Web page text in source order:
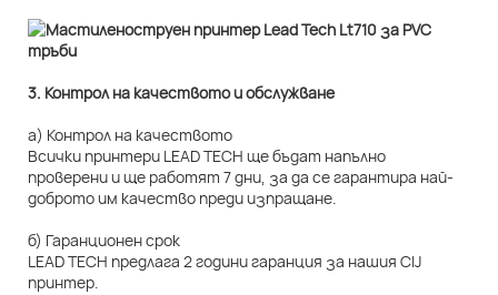
3. Контрол на качеството и обслужване
а) Контрол на качеството
Всички принтери LEAD TECH ще бъдат напълно
проверени и ще работят 7 дни, за да се гарантира най-
доброто им качество преди изпращане.
б) Гаранционен срок
LEAD TECH предлага 2 години гаранция за нашия CIJ
принтер.